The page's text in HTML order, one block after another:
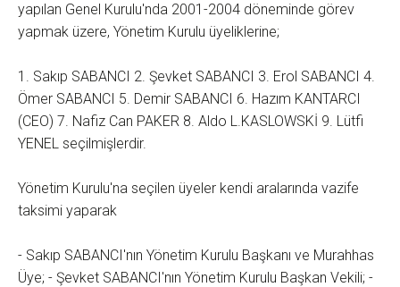
yapılan Genel Kurulu'nda 2001-2004 döneminde görev
yapmak üzere, Yönetim Kurulu üyeliklerine;
1. Sakıp SABANCI 2. Şevket SABANCI 3. Erol SABANCI 4.
Ömer SABANCI 5. Demir SABANCI 6. Hazım KANTARCI
(CEO) 7. Nafiz Can PAKER 8. Aldo L.KASLOWSKİ 9. Lütfi
YENEL seçilmişlerdir.
Yönetim Kurulu'na seçilen üyeler kendi aralarında vazife
taksimi yaparak
- Sakıp SABANCI'nın Yönetim Kurulu Başkanı ve Murahhas
Üye; - Şevket SABANCI'nın Yönetim Kurulu Başkan Vekili; -